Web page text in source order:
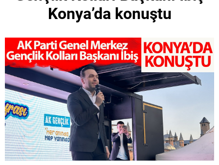
Konya’da konuştu